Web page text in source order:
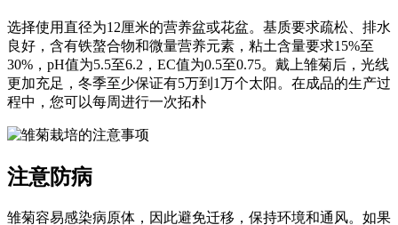
选择使用直径为12厘米的营养盆或花盆。基质要求疏松、排水
良好，含有铁螯合物和微量营养元素，粘土含量要求15%至
30%，pH值为5.5至6.2，EC值为0.5至0.75。戴上雏菊后，光线
更加充足，冬季至少保证有5万到1万个太阳。在成品的生产过
程中，您可以每周进行一次拓朴
注意防病
雏菊容易感染病原体，因此避免迁移，保持环境和通风。如果